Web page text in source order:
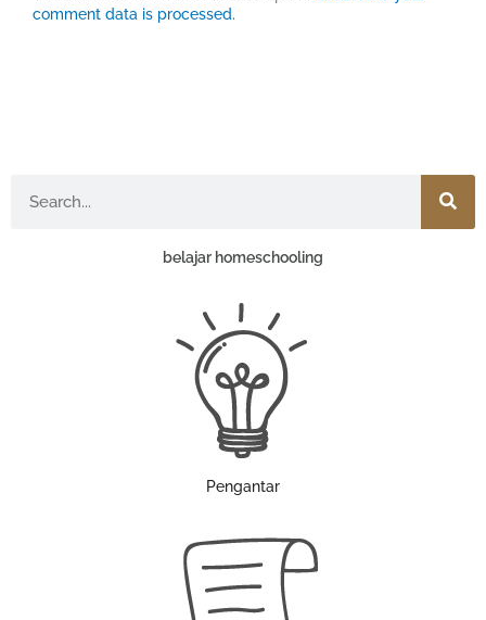
comment data is processed.
belajar homeschooling
Pengantar